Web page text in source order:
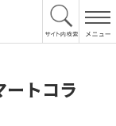
トコラ